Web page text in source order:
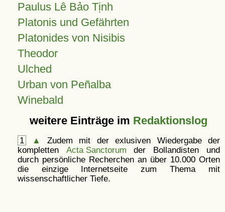
Paulus Lê Bảo Tịnh
Platonis und Gefährten
Platonides von Nisibis
Theodor
Ulched
Urban von Peñalba
Winebald
weitere Einträge im Redaktionslog
1 ▲
Zudem mit der exlusiven Wiedergabe der
kompletten Acta Sanctorum der Bollandisten und
durch persönliche Recherchen an über 10.000 Orten
die einzige Internetseite zum Thema mit
wissenschaftlicher Tiefe.